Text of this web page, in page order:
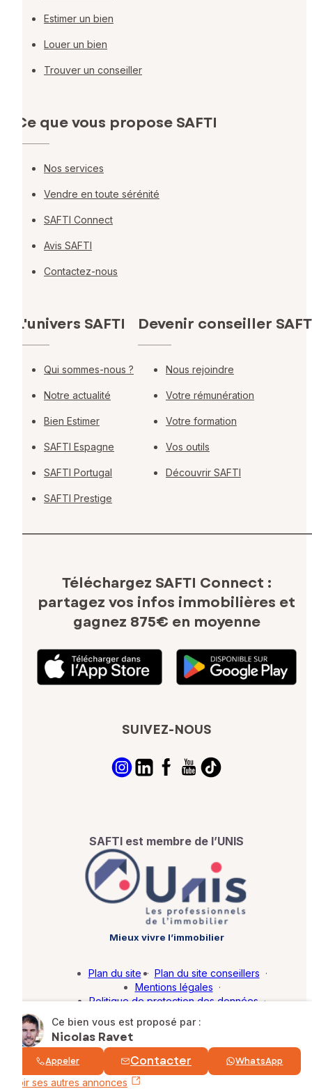
Ce bien vous est proposé par :
Nicolas Ravet
Appeler Contacter WhatsApp
Voir ses autres annonces
Estimer un bien
Louer un bien
Trouver un conseiller
Ce que vous propose SAFTI
Nos services
Vendre en toute sérénité
SAFTI Connect
Avis SAFTI
Contactez-nous
L'univers SAFTI
Qui sommes-nous ?
Notre actualité
Bien Estimer
SAFTI Espagne
SAFTI Portugal
SAFTI Prestige
Devenir conseiller
Nous rejoindre
Votre rémunération
Votre formation
Vos outils
Découvrir SAFTI
Téléchargez SAFTI Connect :
partagez vos infos immobilières et
gagnez 875€ en moyenne
SUIVEZ-NOUS
SAFTI est membre de l’UNIS
Mieux vivre l’immobilier
© SAFTI 2026. Tous droits réservés.
Plan du site · Plan du site conseillers ·
Mentions légales ·
Politique de protection des données ·